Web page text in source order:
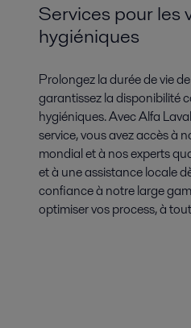
Services pour les
hygiéniques
Prolongez la durée de vie
garantissez la disponibilité
hygiéniques. Avec Alfa
service, vous avez accès à
mondial et à nos experts
et à une assistance locale
confiance à notre large
optimiser vos process, à